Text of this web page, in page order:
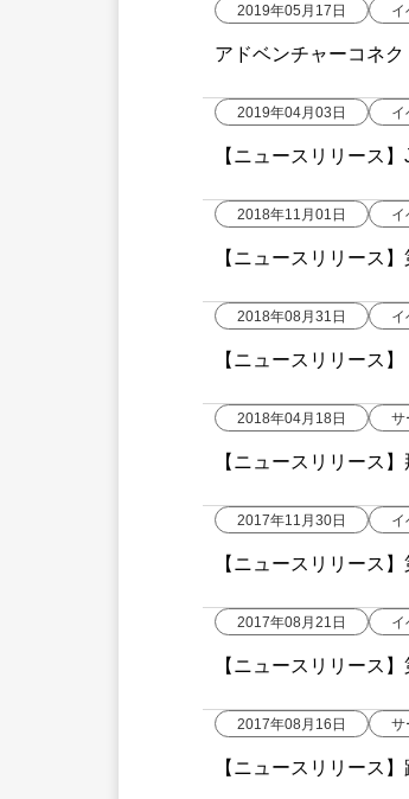
2019年05月17日 イ
アドベンチャーコネ
2019年04月03日
イ
【ニュースリリース
2018年11月01日 イ
【ニュースリリース
2018年08月31日
イ
【ニュースリリース
2018年04月18日
サ
【ニュースリリース
2017年11月30日 イ
【ニュースリリース
2017年08月21日 イ
【ニュースリリース
2017年08月16日 サ
【ニュースリリース